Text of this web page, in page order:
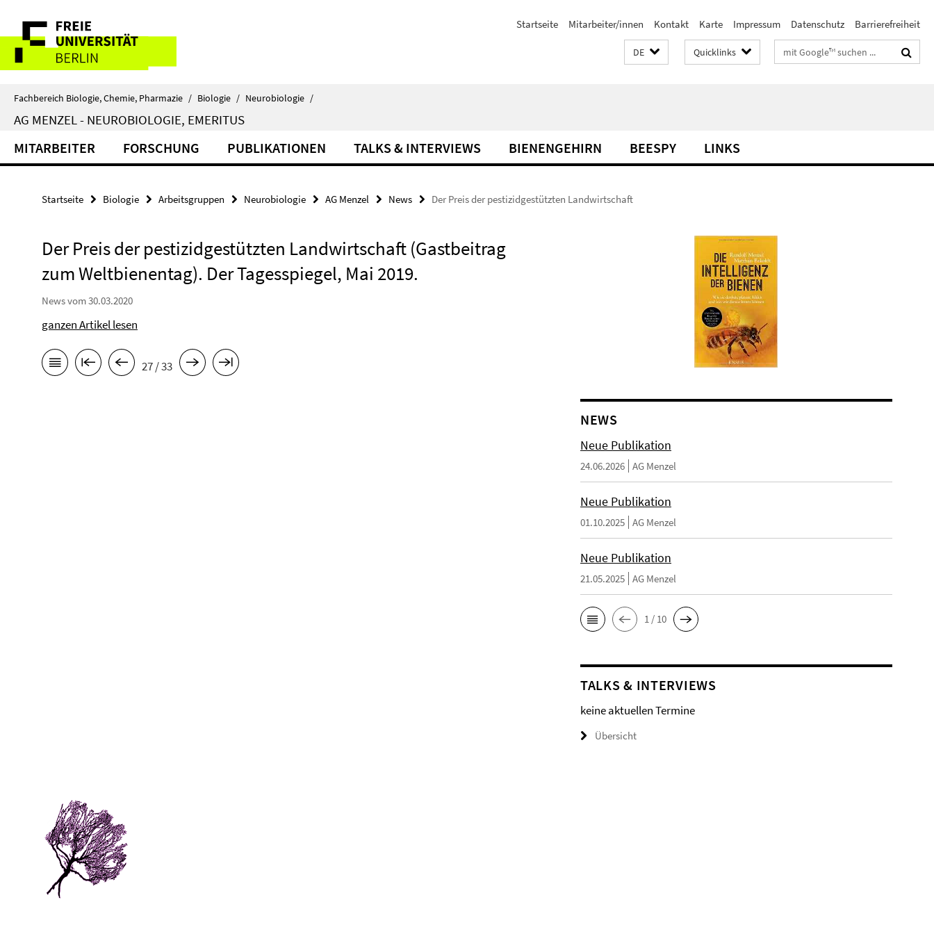
direkt
Inhalt
Service-
Navigation
Startseite Mitarbeiter/innen Kontakt Karte Impressum Datenschutz Barrierefreiheit
DE Quicklinks Suchbegriffe
Fachbereich Biologie, Chemie, Pharmazie / Biologie / Neurobiologie /
AG MENZEL - NEUROBIOLOGIE, EMERITUS
MITARBEITER FORSCHUNG PUBLIKATIONEN TALKS & INTERVIEWS BIENENGEHIRN BEESPY LINKS
Startseite Biologie Arbeitsgruppen Neurobiologie AG Menzel News Der Preis der pestizidgestützten Landwirtschaft
Der Preis der pestizidgestützten Landwirtschaft (Gastbeitrag
zum Weltbienentag). Der Tagesspiegel, Mai 2019.
News vom 30.03.2020
ganzen Artikel lesen
27 / 33
NEWS
Neue Publikation
24.06.2026 AG Menzel
Neue Publikation
01.10.2025 AG Menzel
Neue Publikation
21.05.2025 AG Menzel
1 / 10
TALKS & INTERVIEWS
keine aktuellen Termine
Übersicht